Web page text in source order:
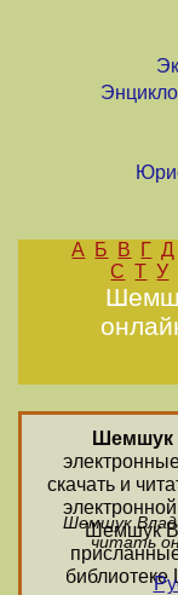
А Б В Г Д
С Т У
Шемшук
скачать и
Шемшук
библиотеке
Шемшук
читать